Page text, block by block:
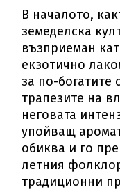
В началото,
земеделска
възприеман
екзотично
за по-богатите
трапезите на
неговата
упойващ
обиква и го
летния
традиционни